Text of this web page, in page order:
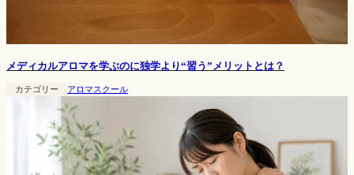
メディカルアロマを学ぶのに独学より“習う”メリットとは？
カテゴリー アロマスクール